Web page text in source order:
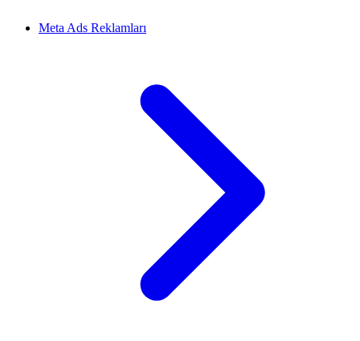
Meta Ads Reklamları